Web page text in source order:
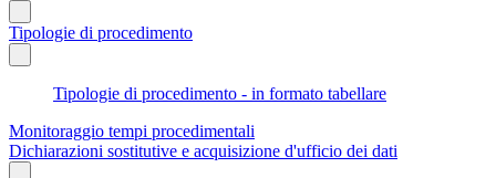
Tipologie di procedimento
Tipologie di procedimento - in formato tabellare
Monitoraggio tempi procedimentali
Dichiarazioni sostitutive e acquisizione d'ufficio dei dati